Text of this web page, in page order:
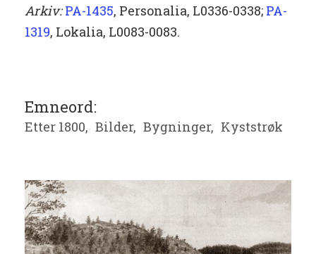
Arkiv:PA-1435, Personalia, L0336-0338; PA-
1319, Lokalia, L0083-0083.
Emneord:
Etter 1800, Bilder, Bygninger, Kyststrøk